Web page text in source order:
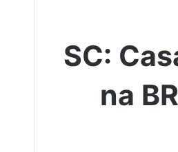
SC:
na